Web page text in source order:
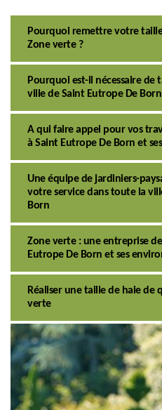
Pourquoi remettre votre
Zone verte ?
Pourquoi est-il nécessaire de
ville de Saint Eutrope De Born
A qui faire appel pour vos
à Saint Eutrope De Born et
Une équipe de jardiniers-
votre service dans toute la
Born
Zone verte : une entreprise
Eutrope De Born et ses
Réaliser une taille de haie de
verte